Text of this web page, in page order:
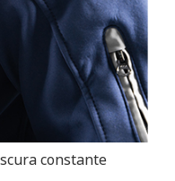
constante